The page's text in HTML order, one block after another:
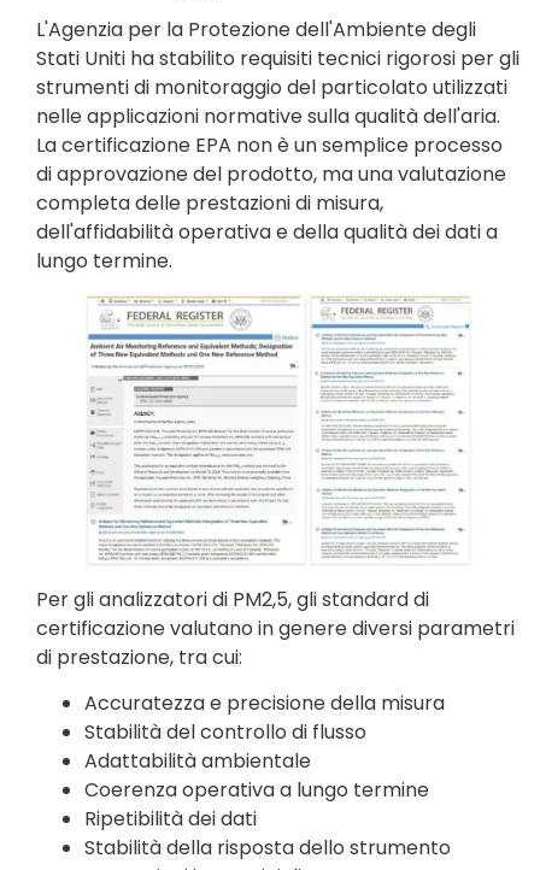
L'Agenzia per la Protezione dell'Ambiente degli
Stati Uniti ha stabilito requisiti tecnici rigorosi per gli
strumenti di monitoraggio del particolato utilizzati
nelle applicazioni normative sulla qualità dell'aria.
La certificazione EPA non è un semplice processo
di approvazione del prodotto, ma una valutazione
completa delle prestazioni di misura,
dell'affidabilità operativa e della qualità dei dati a
lungo termine.
Per gli analizzatori di PM2,5, gli standard di
certificazione valutano in genere diversi parametri
di prestazione, tra cui:
Accuratezza e precisione della misura
Stabilità del controllo di flusso
Adattabilità ambientale
Coerenza operativa a lungo termine
Ripetibilità dei dati
Stabilità della risposta dello strumento